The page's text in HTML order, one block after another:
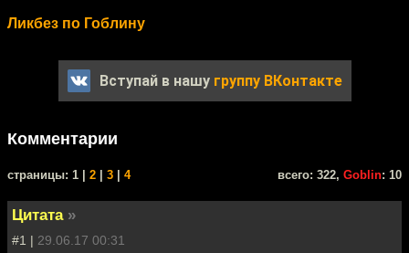
Ликбез по Гоблину
Вступай в нашу группу ВКонтакте
Комментарии
cтраницы: 1 | 2 3 4 всего: 322, Goblin: 10
Цитата »
#1 | 29.06.17 00:31